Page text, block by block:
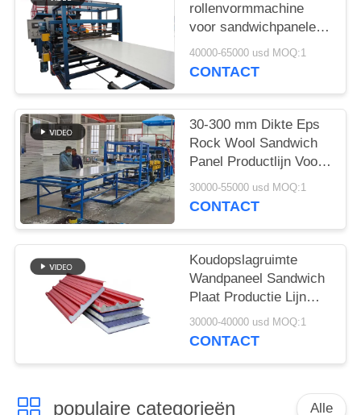
rollenvormmachine
voor sandwichpanelen
voor de vervaardiging
van aanpasbare
40000-65000 usd MOQ:1
CONTACT
30-300 mm Dikte Eps
Rock Wool Sandwich
Panel Productlijn Voor
muurpanelen voor
koelkamers
30000-55000 usd MOQ:1
CONTACT
Koudopslagruimte
Wandpaneel Sandwich
Plaat Productie Lijn
Met Flying Tracking
Snij Systeem
30000-40000 usd MOQ:1
CONTACT
populaire categorieën Alle